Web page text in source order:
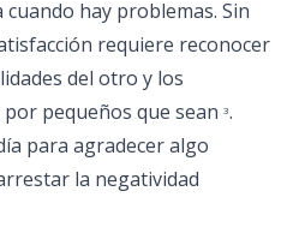
hay problemas. Sin
requiere reconocer
del otro y los
pequeños que sean 3.
para agradecer algo
la negatividad